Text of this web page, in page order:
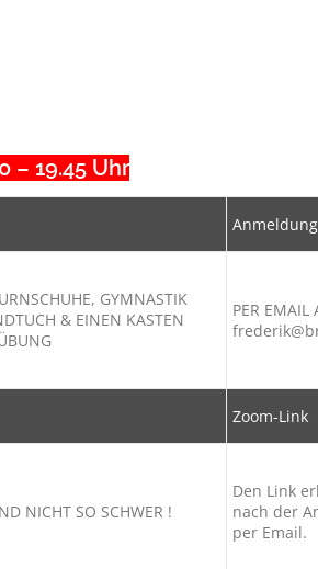
– 19.45 Uhr
Anmeldung
GYMNASTIK
& EINEN KASTEN
PER EMAIL
Zoom-Link
NICHT SO SCHWER !
Den Link
nach der
per Email.